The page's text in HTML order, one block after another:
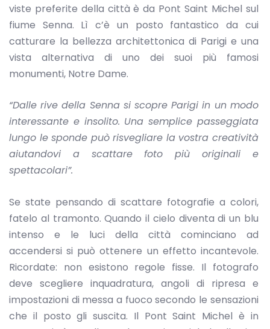
viste preferite della città è da Pont Saint Michel sul
fiume Senna. Lì c’è un posto fantastico da cui
catturare la bellezza architettonica di Parigi e una
vista alternativa di uno dei suoi più famosi
monumenti, Notre Dame.
“Dalle rive della Senna si scopre Parigi in un modo
interessante e insolito. Una semplice passeggiata
lungo le sponde può risvegliare la vostra creatività
aiutandovi a scattare foto più originali e
spettacolari”.
Se state pensando di scattare fotografie a colori,
fatelo al tramonto. Quando il cielo diventa di un blu
intenso e le luci della città cominciano ad
accendersi si può ottenere un effetto incantevole.
Ricordate: non esistono regole fisse. Il fotografo
deve scegliere inquadratura, angoli di ripresa e
impostazioni di messa a fuoco secondo le sensazioni
che il posto gli suscita. Il Pont Saint Michel è in